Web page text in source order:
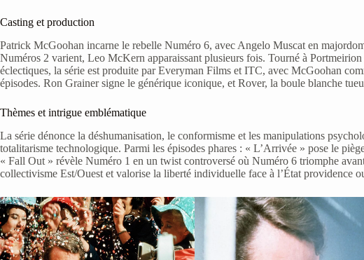
Casting et production
Patrick McGoohan incarne le rebelle Numéro 6, avec Angelo Muscat en
Numéros 2 varient, Leo McKern apparaissant plusieurs fois. Tourné à
éclectiques, la série est produite par Everyman Films et ITC, avec McGoohan
épisodes. Ron Grainer signe le générique iconique, et Rover, la boule blanche
Thèmes et intrigue emblématique
La série dénonce la déshumanisation, le conformisme et les manipulations
totalitarisme technologique. Parmi les épisodes phares : « L’Arrivée » pose le
« Fall Out » révèle Numéro 1 en un twist controversé où Numéro 6 triomphe
collectivisme Est/Ouest et valorise la liberté individuelle face à l’État providence